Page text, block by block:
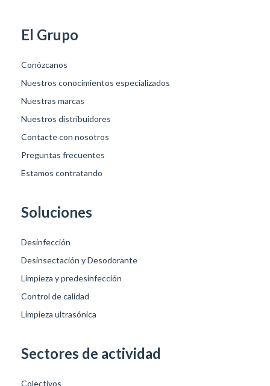
El Grupo
Conózcanos
Nuestros conocimientos especializados
Nuestras marcas
Nuestros distribuidores
Contacte con nosotros
Preguntas frecuentes
Estamos contratando
Soluciones
Desinfección
Desinsectación y Desodorante
Limpieza y predesinfección
Control de calidad
Limpieza ultrasónica
Sectores de actividad
Colectivos